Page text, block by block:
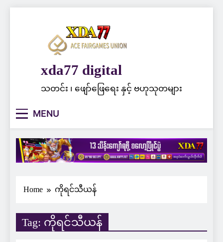
xda77 digital
သတင်း ၊ ဖျော်ဖြေရေး နှင့် ဗဟုသုတများ
MENU
Home ကိုရင်သီယန်
Tag: ကိုရင်သီယန်